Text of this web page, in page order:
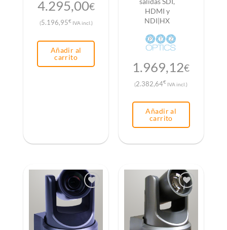
4.295,00€
(5.196,95€IVA incl.)
Añadir al
carrito
HDMI y
NDI|HX
1.969,12€
(2.382,64€ IVA incl.)
Añadir al
carrito